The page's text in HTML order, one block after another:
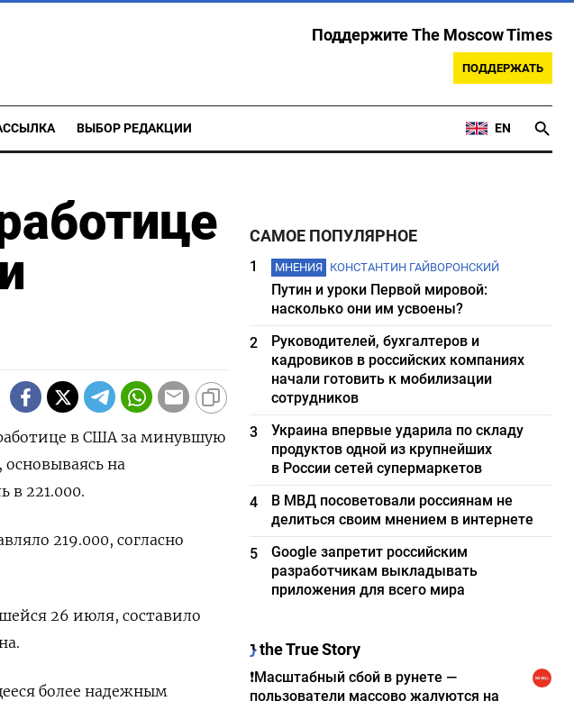
Поддержите The Moscow Times
ПОДДЕРЖАТЬ
ВЫБОР РЕДАКЦИИ EN
в США за минувшую
на
в 221​.000.
219.000, согласно
26 июля, составило
более надежным
САМОЕ ПОПУЛЯРНОЕ
1 МНЕНИЯ КОНСТАНТИН ГАЙВОРОНСКИЙ
Путин и уроки Первой мировой:
насколько они им усвоены?
2
Руководителей, бухгалтеров и
кадровиков в российских компаниях
начали готовить к мобилизации
сотрудников
3
Украина впервые ударила по складу
продуктов одной из крупнейших
в России сетей супермаркетов
4
В МВД посоветовали россиянам не
делиться своим мнением в интернете
5
Google запретит российским
разработчикам выкладывать
приложения для всего мира